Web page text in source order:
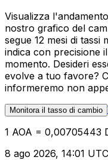
Visualizza
nostro grafico del
segue 12 mesi di tassi
indica con precisione
momento. Desideri
evolve a tuo favore?
informeremo non
Monitora il tasso di cambio
1 AOA = 0,00705443
8 ago 2026, 14:01 UTC